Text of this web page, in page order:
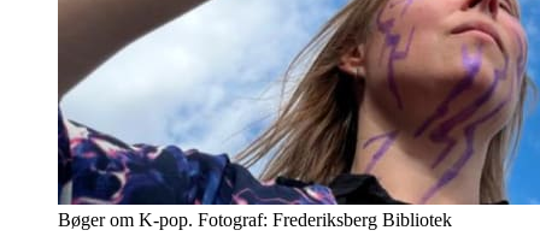
Bøger om K-pop. Fotograf: Frederiksberg Bibliotek